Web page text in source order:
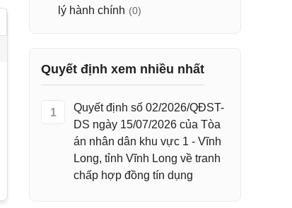
lý hành chính (0)
Quyết định xem nhiều nhất
1
Quyết định số 02/2026/QĐST-
DS ngày 15/07/2026 của Tòa
án nhân dân khu vực 1 - Vĩnh
Long, tỉnh Vĩnh Long về tranh
chấp hợp đồng tín dụng